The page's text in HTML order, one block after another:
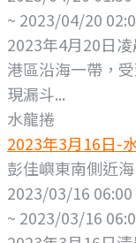
~ 2023/04/20
2023年4月20日
港區沿海一帶，
現漏斗...
水龍捲
2023年3月16日-
彭佳嶼東南側近海
2023/03/16 06:00
~ 2023/03/16